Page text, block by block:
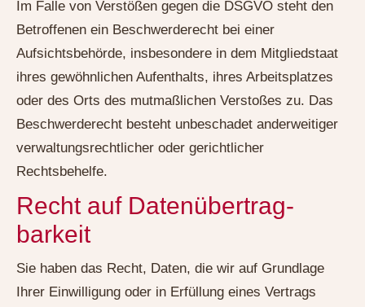
Im Falle von Verstößen gegen die DSGVO steht den
Betroffenen ein Beschwerderecht bei einer
Aufsichtsbehörde, insbesondere in dem Mitgliedstaat
ihres gewöhnlichen Aufenthalts, ihres Arbeitsplatzes
oder des Orts des mutmaßlichen Verstoßes zu. Das
Beschwerderecht besteht unbeschadet anderweitiger
verwaltungsrechtlicher oder gerichtlicher
Rechtsbehelfe.
Recht auf Daten­übertrag­
barkeit
Sie haben das Recht, Daten, die wir auf Grundlage
Ihrer Einwilligung oder in Erfüllung eines Vertrags